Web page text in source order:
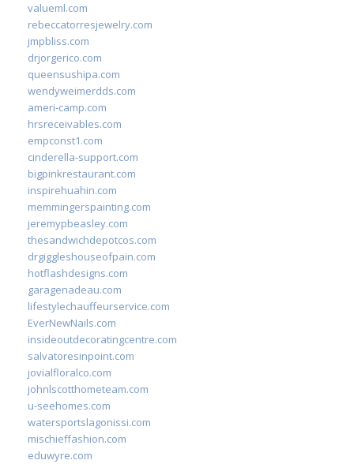
valueml.com
rebeccatorresjewelry.com
jmpbliss.com
drjorgerico.com
queensushipa.com
wendyweimerdds.com
ameri-camp.com
hrsreceivables.com
empconst1.com
cinderella-support.com
bigpinkrestaurant.com
inspirehuahin.com
memmingerspainting.com
jeremypbeasley.com
thesandwichdepotcos.com
drgiggleshouseofpain.com
hotflashdesigns.com
garagenadeau.com
lifestylechauffeurservice.com
EverNewNails.com
insideoutdecoratingcentre.com
salvatoresinpoint.com
jovialfloralco.com
johnlscotthometeam.com
u-seehomes.com
watersportslagonissi.com
mischieffashion.com
eduwyre.com